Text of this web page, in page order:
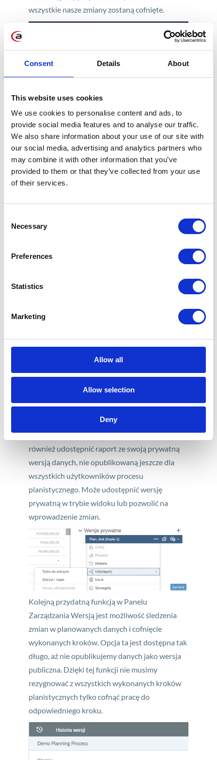
Consent Details About
This website uses cookies
We use cookies to personalise content and ads, to
provide social media features and to analyse our traffic.
We also share information about your use of our site with
our social media, advertising and analytics partners who
may combine it with other information that you’ve
provided to them or that they’ve collected from your use
of their services.
Selection
Necessary
Preferences
Statistics
Marketing
Allow all
Allow selection
Deny
wszystkie nasze zmiany zostaną cofnięte.
możemy wybrać, którą wersję publiczną zastąpi
nasza wersja prywatna lub opublikować wersję
prywatną jako zupełnie nową wersję publiczną.
Możemy również opublikować komentarze
naniesione na wersję prywatną.
W artykule o kolaboracji planista udostępniał
Story. Wykorzystując zarządzanie wersją,
użytkownik procesu planistycznego może
również udostępnić raport ze swoją prywatną
wersją danych, nie opublikowaną jeszcze dla
wszystkich użytkowników procesu
planistycznego. Może udostępnić wersję
prywatną w trybie widoku lub pozwolić na
wprowadzenie zmian.
Kolejną przydatną funkcją w Panelu
Zarządzania Wersją jest możliwość śledzenia
zmian w planowanych danych i cofnięcie
wykonanych kroków. Opcja ta jest dostępna tak
długo, aż nie opublikujemy danych jako wersja
publiczna. Dzięki tej funkcji nie musimy
rezygnować z wszystkich wykonanych kroków
planistycznych tylko cofnąć pracę do
odpowiedniego kroku.